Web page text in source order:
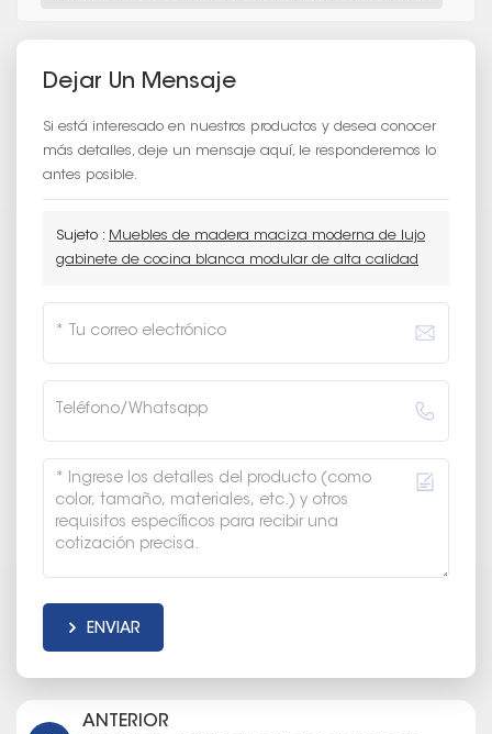
Dejar Un Mensaje
Si está interesado en nuestros productos y desea conocer
más detalles, deje un mensaje aquí, le responderemos lo
antes posible.
Sujeto : Muebles de madera maciza moderna de lujo
gabinete de cocina blanca modular de alta calidad
ENVIAR
ANTERIOR